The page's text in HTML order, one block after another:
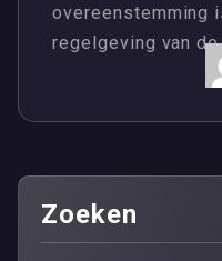
overeenstemming
regelgeving van de
Zoeken